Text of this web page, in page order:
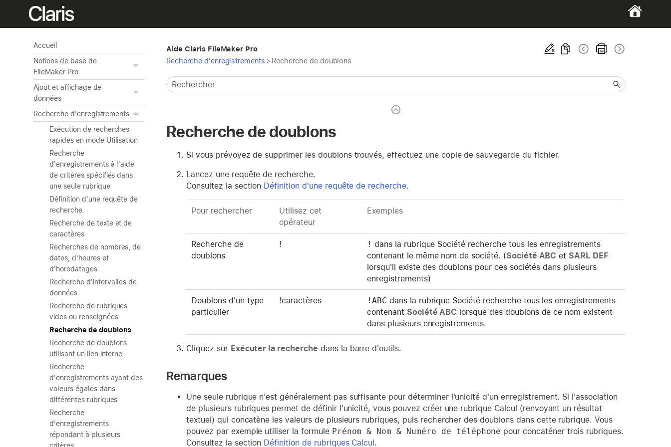
Accueil
Notions de base de
FileMaker Pro
Ajout et affichage de
données
Recherche d'enregistrements
Exécution de recherches
rapides en mode Utilisation
Recherche
d'enregistrements à l'aide
de critères spécifiés dans
une seule rubrique
Définition d'une requête de
recherche
Recherche de texte et de
caractères
Recherches de nombres, de
dates, d'heures et
d'horodatages
Recherche d'intervalles de
données
Recherche de rubriques
vides ou renseignées
Recherche de doublons
Recherche de doublons
utilisant un lien interne
Recherche
d'enregistrements ayant des
valeurs égales dans
différentes rubriques
Recherche
d'enregistrements
répondant à plusieurs
Aide Claris FileMaker Pro
Recherche d'enregistrements > Recherche de doublons
Recherche de doublons
Si vous prévoyez de supprimer les doublons trouvés, effectuez une copie de sauvegarde du fichier.
Lancez une requête de recherche.
Consultez la section Définition d'une requête de recherche.
Pour rechercher
Utilisez cet
opérateur
Exemples
Recherche de
doublons
! ! dans la rubrique Société recherche tous les enregistrements
contenant le même nom de société. (Société ABC et SARL DEF
lorsqu'il existe des doublons pour ces sociétés dans plusieurs
enregistrements)
Doublons d'un type
particulier
!caractères !ABC dans la rubrique Société recherche tous les enregistrements
contenant Société ABC lorsque des doublons de ce nom existent
dans plusieurs enregistrements.
Cliquez sur Exécuter la recherche dans la barre d'outils.
Remarques
Une seule rubrique n'est généralement pas suffisante pour déterminer l'unicité d'un enregistrement. Si l'association
de plusieurs rubriques permet de définir l'unicité, vous pouvez créer une rubrique Calcul (renvoyant un résultat
textuel) qui concatène les valeurs de plusieurs rubriques, puis rechercher des doublons dans cette rubrique. Vous
pouvez par exemple utiliser la formule Prénom & Nom & Numéro de téléphone pour concaténer trois rubriques.
Consultez la section Définition de rubriques Calcul.